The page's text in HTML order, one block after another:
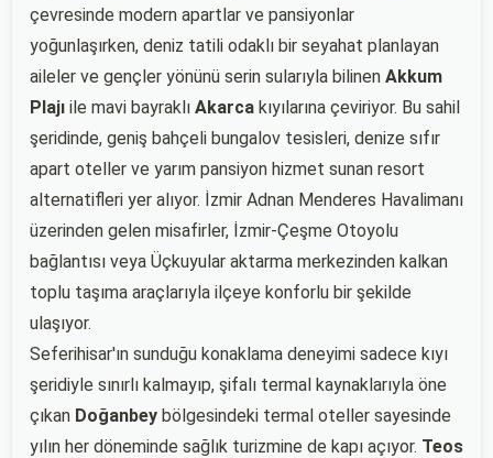
çevresinde modern apartlar ve pansiyonlar
yoğunlaşırken, deniz tatili odaklı bir seyahat planlayan
aileler ve gençler yönünü serin sularıyla bilinen Akkum
Plajı ile mavi bayraklı Akarca kıyılarına çeviriyor. Bu sahil
şeridinde, geniş bahçeli bungalov tesisleri, denize sıfır
apart oteller ve yarım pansiyon hizmet sunan resort
alternatifleri yer alıyor. İzmir Adnan Menderes Havalimanı
üzerinden gelen misafirler, İzmir-Çeşme Otoyolu
bağlantısı veya Üçkuyular aktarma merkezinden kalkan
toplu taşıma araçlarıyla ilçeye konforlu bir şekilde
ulaşıyor.
Seferihisar'ın sunduğu konaklama deneyimi sadece kıyı
şeridiyle sınırlı kalmayıp, şifalı termal kaynaklarıyla öne
çıkan Doğanbey bölgesindeki termal oteller sayesinde
yılın her döneminde sağlık turizmine de kapı açıyor. Teos